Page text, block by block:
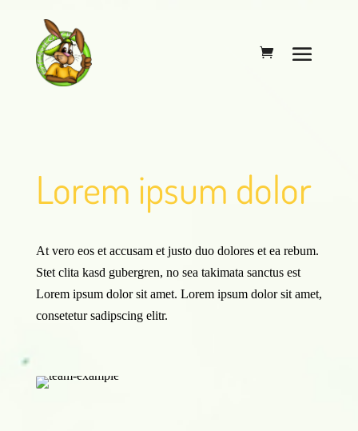
Lorem ipsum dolor
At vero eos et accusam et justo duo dolores et ea rebum.
Stet clita kasd gubergren, no sea takimata sanctus est
Lorem ipsum dolor sit amet. Lorem ipsum dolor sit amet,
consetetur sadipscing elitr.